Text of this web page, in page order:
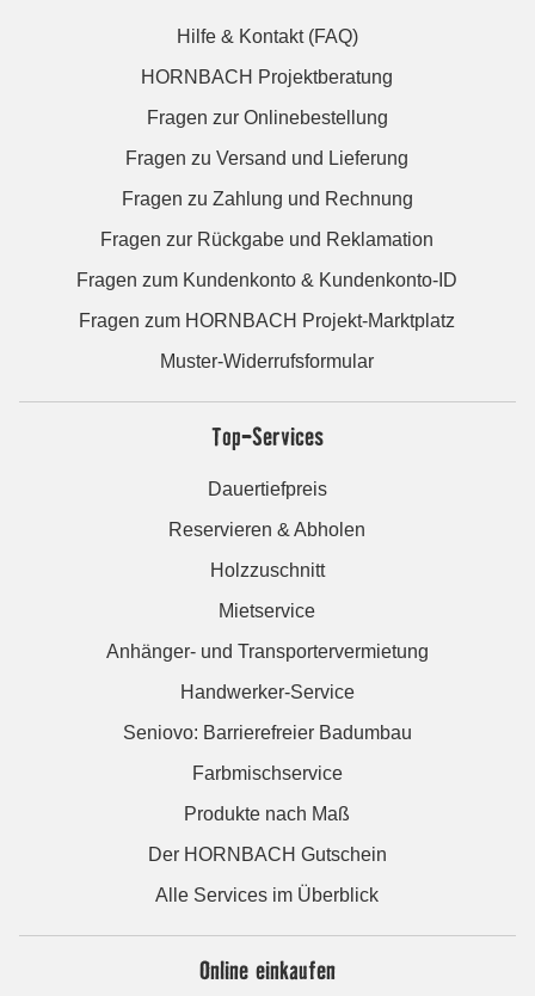
Hilfe & Kontakt (FAQ)
HORNBACH Projektberatung
Fragen zur Onlinebestellung
Fragen zu Versand und Lieferung
Fragen zu Zahlung und Rechnung
Fragen zur Rückgabe und Reklamation
Fragen zum Kundenkonto & Kundenkonto-ID
Fragen zum HORNBACH Projekt-Marktplatz
Muster-Widerrufsformular
Top-Services
Dauertiefpreis
Reservieren & Abholen
Holzzuschnitt
Mietservice
Anhänger- und Transportervermietung
Handwerker-Service
Seniovo: Barrierefreier Badumbau
Farbmischservice
Produkte nach Maß
Der HORNBACH Gutschein
Alle Services im Überblick
Online einkaufen